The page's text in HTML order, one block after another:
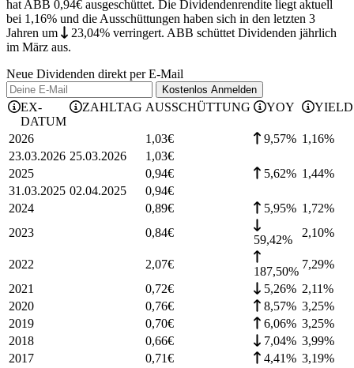
hat ABB 0,94€ ausgeschüttet. Die Dividendenrendite liegt aktuell
bei 1,16% und die Ausschüttungen haben sich in den letzten 3
Jahren um 23,04% verringert. ABB schüttet Dividenden jährlich
im März aus.
Neue Dividenden direkt per E-Mail
Kostenlos Anmelden
EX-
DATUM
ZAHLTAG AUSSCHÜTTUNG YOY YIELD
2026 1,03€ 9,57% 1,16%
23.03.2026 25.03.2026 1,03€
2025
0,94€ 5,62% 1,44%
31.03.2025 02.04.2025 0,94€
2024
0,89€ 5,95% 1,72%
2023
0,84€
59,42%
2,10%
2022 2,07€
187,50%
7,29%
2021
0,72€ 5,26% 2,11%
2020
0,76€ 8,57% 3,25%
2019
0,70€ 6,06% 3,25%
2018
0,66€ 7,04% 3,99%
2017
0,71€ 4,41% 3,19%